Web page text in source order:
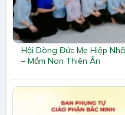
Hội Dòng Đức Mẹ Hiệp
– Mầm Non Thiên Ân